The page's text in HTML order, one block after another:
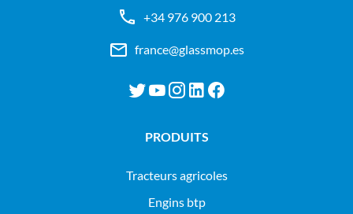
+34 976 900 213
france@glassmop.es
PRODUITS
tracteurs agricoles
engins btp